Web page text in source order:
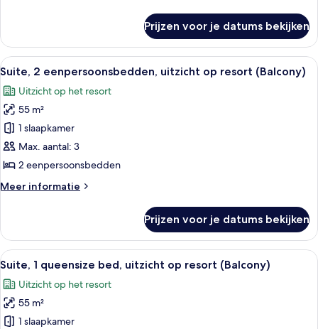
(Balcony)
laden
suite,
queensize
uitzicht
op
resort
(Balcony)
Prijzen voor je datums bekijken
Alle
foto's
voor
Suite,
2
eenpersoonsbedden,
uitzicht
resort
9
Suite, 2 eenpersoonsbedden, uitzicht op resort (Balcony)
Uitzicht op het resort
55 m²
1 slaapkamer
Max. aantal: 3
2 eenpersoonsbedden
Meer informatie
Meer
2
eenpersoonsbedden,
uitzicht
resort
(Balcony)
Prijzen voor je datums bekijken
Alle
foto's
voor
Suite,
9
Suite, 1 queensize bed, uitzicht op resort (Balcony)
Uitzicht op het resort
55 m²
1 slaapkamer